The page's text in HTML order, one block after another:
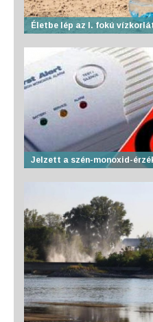
Életbe lép az I. fokú
Jelzett a szén-monoxid-